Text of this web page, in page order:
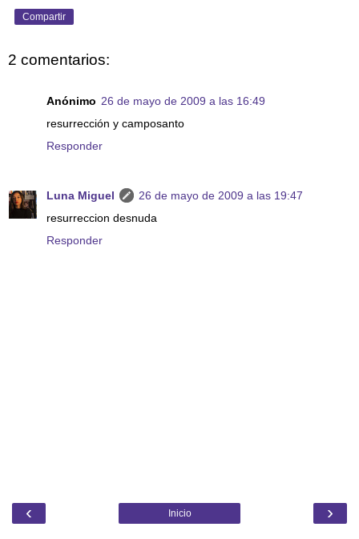
Compartir
2 comentarios:
Anónimo 26 de mayo de 2009 a las 16:49
resurrección y camposanto
Responder
Luna Miguel
26 de mayo de 2009 a las 19:47
resurreccion desnuda
Responder
‹ ›
Inicio